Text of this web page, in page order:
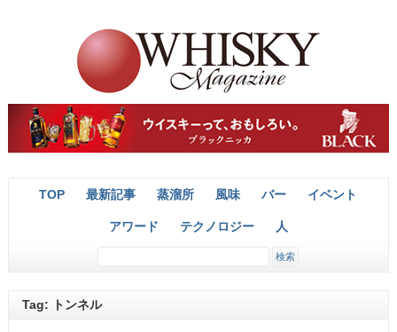
TOP 最新記事 蒸溜所 風味 バー イベント
アワード テクノロジー 人
Tag: トンネル